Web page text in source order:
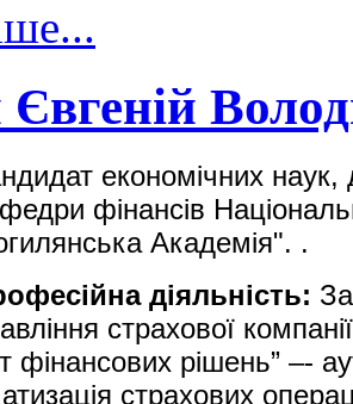
економічних
фінансів
Академія". .
діяльність:
страхової
фінансових рішень” –-
страхових